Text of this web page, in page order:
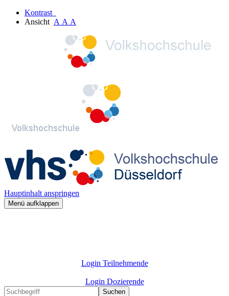
Kontrast
Ansicht A A A
Hauptinhalt anspringen
Menü aufklappen
Login Teilnehmende
Login Dozierende
Suchen